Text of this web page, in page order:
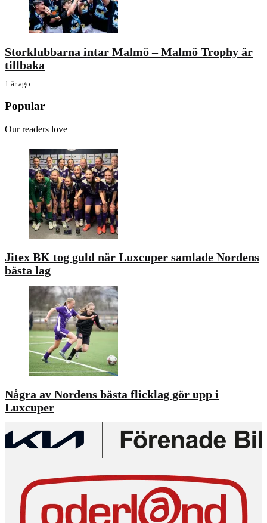
Storklubbarna intar Malmö – Malmö Trophy är
tillbaka
1 år ago
Popular
Our readers love
Jitex BK tog guld när Luxcuper samlade Nordens
bästa lag
Några av Nordens bästa flicklag gör upp i
Luxcuper